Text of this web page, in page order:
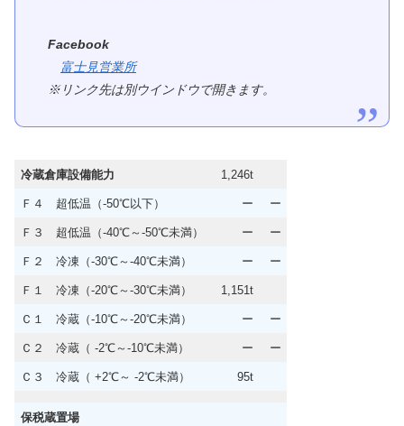
Facebook
富士見営業所
※リンク先は別ウインドウで開きます。
冷蔵倉庫設備能力 1,246t
Ｆ４ 超低温（-50℃以下） ー ー
Ｆ３ 超低温（-40℃～-50℃未満） ー ー
Ｆ２ 冷凍（-30℃～-40℃未満） ー ー
Ｆ１ 冷凍（-20℃～-30℃未満） 1,151t
Ｃ１ 冷蔵（-10℃～-20℃未満） ー ー
Ｃ２ 冷蔵（ -2℃～-10℃未満） ー ー
Ｃ３ 冷蔵（ +2℃～ -2℃未満） 95t
保税蔵置場